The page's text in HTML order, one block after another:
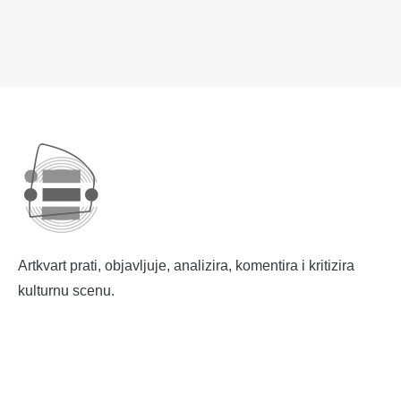
Artkvart prati, objavljuje, analizira, komentira i kritizira
kulturnu scenu.